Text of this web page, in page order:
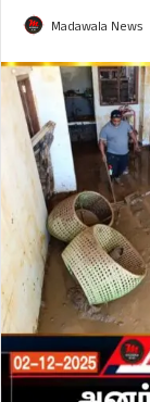
Madawala News